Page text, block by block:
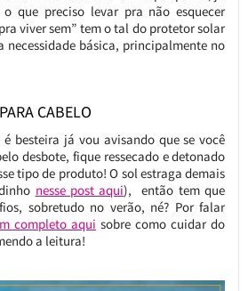
que preciso levar pra não esquecer
viver sem” tem o tal do protetor solar
necessidade básica, principalmente no
CABELO
besteira já vou avisando que se você
desbote, fique ressecado e detonado
tipo de produto! O sol estraga demais
nesse post aqui), então tem que
sobretudo no verão, né? Por falar
completo aqui sobre como cuidar do
a leitura!